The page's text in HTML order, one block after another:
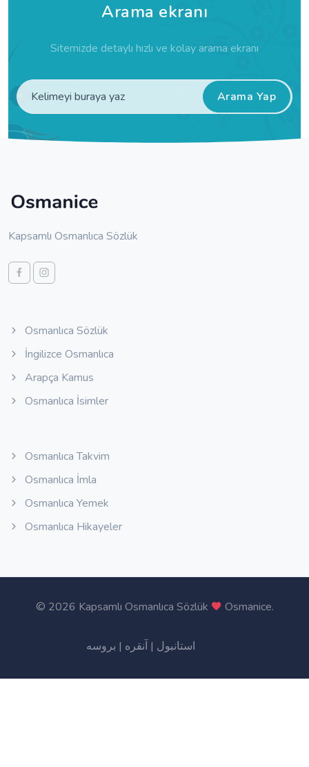
Arama ekranı
Sitemizde detaylı hızlı ve kolay arama ekranı
Arama Yap
Kapsamlı Osmanlıca Sözlük
Osmanlıca Sözlük
İngilizce Osmanlıca
Arapça Kamus
Osmanlıca İsimler
Osmanlıca Takvim
Osmanlıca İmla
Osmanlıca Yemek
Osmanlıca Hikayeler
© 2026 Kapsamlı Osmanlıca Sözlük Osmanice.
استانبول | آنقره | بروسه